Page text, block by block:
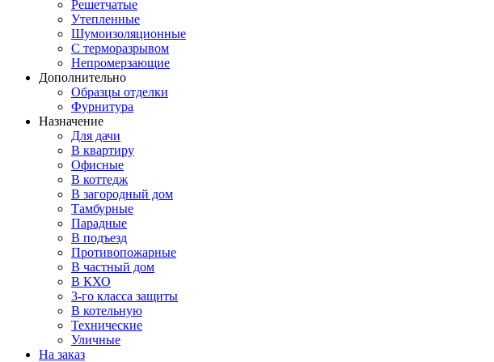
Решетчатые
Утепленные
Шумоизоляционные
С терморазрывом
Непромерзающие
Дополнительно
Образцы отделки
Фурнитура
Назначение
Для дачи
В квартиру
Офисные
В коттедж
В загородный дом
Тамбурные
Парадные
В подъезд
Противопожарные
В частный дом
В КХО
3-го класса защиты
В котельную
Технические
Уличные
На заказ